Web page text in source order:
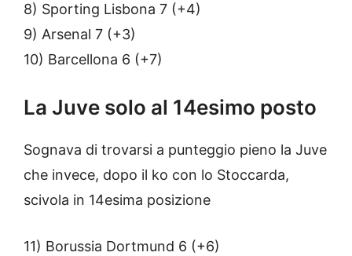
8) Sporting Lisbona 7 (+4)
9) Arsenal 7 (+3)
10) Barcellona 6 (+7)
La Juve solo al 14esimo posto
Sognava di trovarsi a punteggio pieno la Juve
che invece, dopo il ko con lo Stoccarda,
scivola in 14esima posizione
11) Borussia Dortmund 6 (+6)